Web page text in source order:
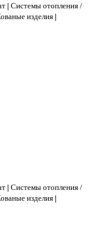
| Системы отопления /
изделия |
| Системы отопления /
изделия |